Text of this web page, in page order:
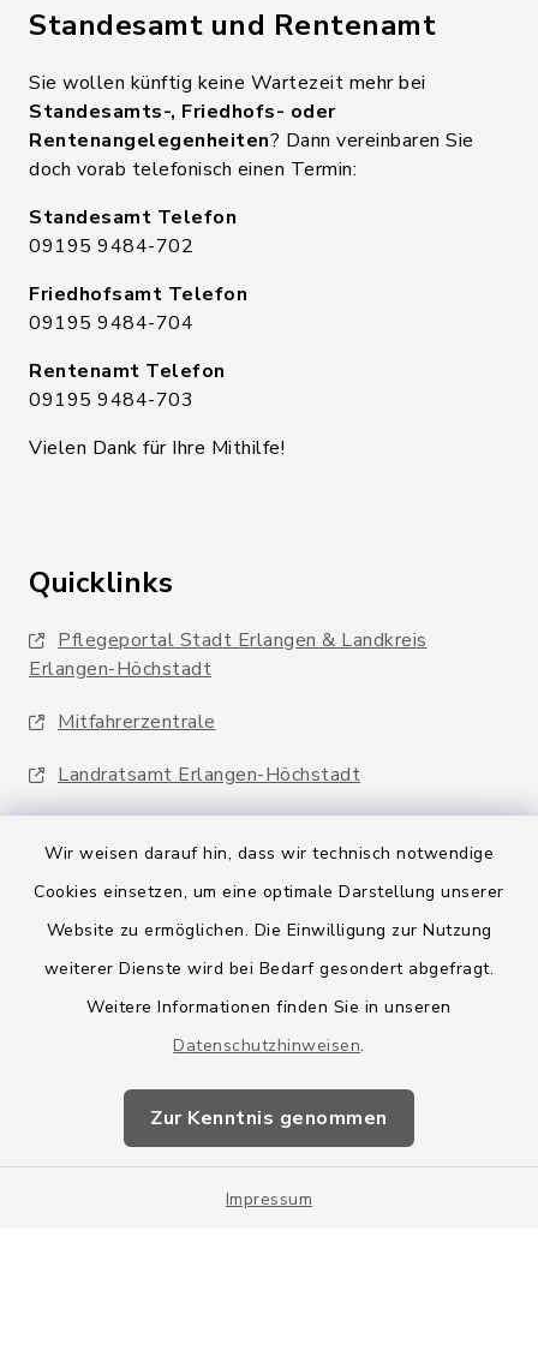
Wir weisen darauf hin, dass wir technisch notwendige
Cookies einsetzen, um eine optimale Darstellung unserer
Website zu ermöglichen. Die Einwilligung zur Nutzung
weiterer Dienste wird bei Bedarf gesondert abgefragt.
Weitere Informationen finden Sie in unseren
Datenschutzhinweisen.
Zur Kenntnis genommen
Impressum
Standesamt und Rentenamt
Sie wollen künftig keine Wartezeit mehr bei
Standesamts-, Friedhofs- oder
Rentenangelegenheiten? Dann vereinbaren Sie
doch vorab telefonisch einen Termin:
Standesamt Telefon
09195 9484-702
Friedhofsamt Telefon
09195 9484-704
Rentenamt Telefon
09195 9484-703
Vielen Dank für Ihre Mithilfe!
Quicklinks
Pflegeportal Stadt Erlangen & Landkreis
Erlangen-Höchstadt
Mitfahrerzentrale
Landratsamt Erlangen-Höchstadt
Barrierefreiheit
Impressum
Sitemap